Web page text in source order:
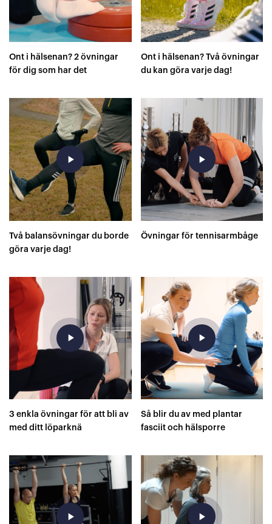
Ont i hälsenan? 2 övningar
för dig som har det
Ont i hälsenan? Två övningar
du kan göra varje dag!
play_arrow
Två balansövningar du borde
göra varje dag!
play_arrow
Övningar för tennisarmbåge
play_arrow
3 enkla övningar för att bli av
med ditt löparknä
play_arrow
Så blir du av med plantar
fasciit och hälsporre
play_arrow play_arrow